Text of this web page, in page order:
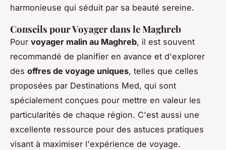
harmonieuse qui séduit par sa beauté sereine.
Conseils pour Voyager dans le Maghreb
Pour voyager malin au Maghreb, il est souvent
recommandé de planifier en avance et d'explorer
des offres de voyage uniques, telles que celles
proposées par Destinations Med, qui sont
spécialement conçues pour mettre en valeur les
particularités de chaque région. C'est aussi une
excellente ressource pour des astuces pratiques
visant à maximiser l'expérience de voyage.